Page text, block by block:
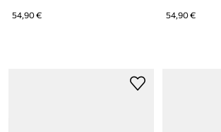
54,90 € 54,90 €